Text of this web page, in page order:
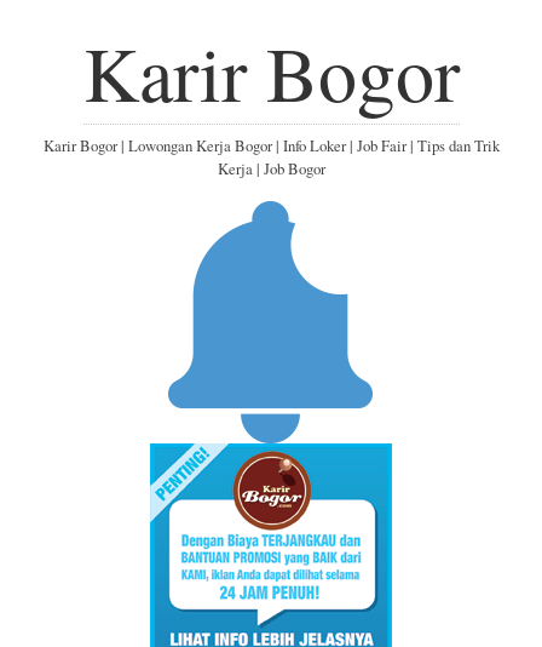
Karir Bogor
Karir Bogor | Lowongan Kerja Bogor | Info Loker | Job Fair | Tips dan Trik
Kerja | Job Bogor